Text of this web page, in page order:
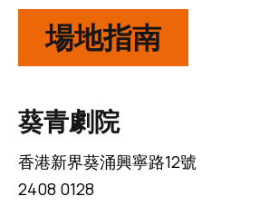
場地指南
葵青劇院
香港新界葵涌興寧路12號
2408 0128